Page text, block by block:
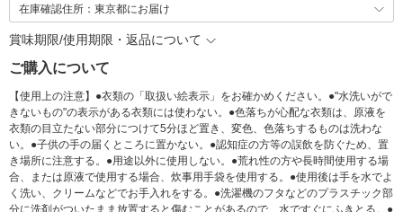
在庫確認住所：東京都にお届け
賞味期限/使用期限・返品について
ご購入について
【使用上の注意】●衣類の「取扱い絵表示」をお確かめください。●"水洗いがで
きないもの"の表示がある衣類には使わない。●色落ちが心配な衣類は、原液を
衣類の目立たない部分につけて5分ほど置き、変色、色落ちするものは洗わな
い。●子供の手の届くところに置かない。●認知症の方等の誤飲を防ぐため、置
き場所に注意する。●用途以外に使用しない。●荒れ性の方や長時間使用する場
合、または原液で使用する場合、炊事用手袋を使用する。●使用後は手を水でよ
く洗い、クリームなどでお手入れをする。●洗濯機のフタなどのプラスチック部